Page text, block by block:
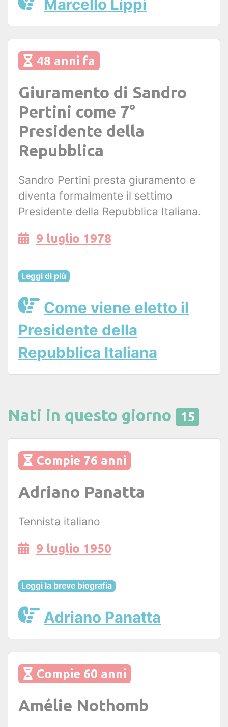
Marcello Lippi
48 anni fa
Giuramento di Sandro
Pertini come 7°
Presidente della
Repubblica
Sandro Pertini presta giuramento e
diventa formalmente il settimo
Presidente della Repubblica Italiana.
9 luglio 1978
Leggi di più
Come viene eletto il
Presidente della
Repubblica Italiana
Nati in questo giorno 15
Compie 76 anni
Adriano Panatta
Tennista italiano
9 luglio 1950
Leggi la breve biografia
Adriano Panatta
Compie 60 anni
Amélie Nothomb